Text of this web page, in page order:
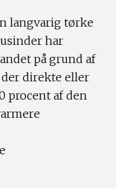
langvarig tørke
har
på grund af
direkte eller
procent af den